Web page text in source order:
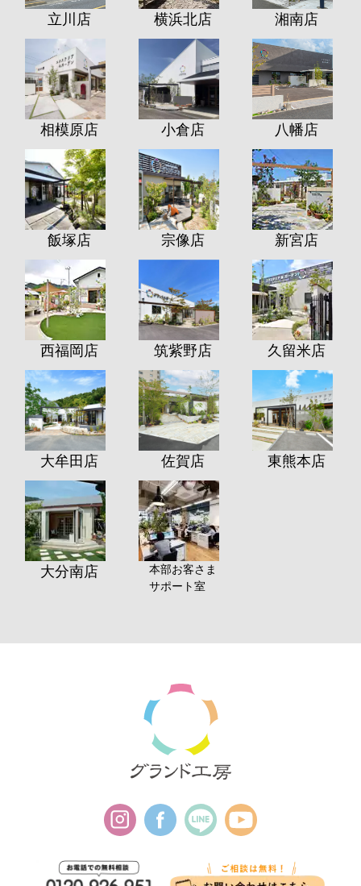
立川店 横浜北店 湘南店
相模原店 小倉店 八幡店
飯塚店 宗像店 新宮店
西福岡店 筑紫野店 久留米店
大牟田店 佐賀店 東熊本店
大分南店
本部お客さま
サポート室